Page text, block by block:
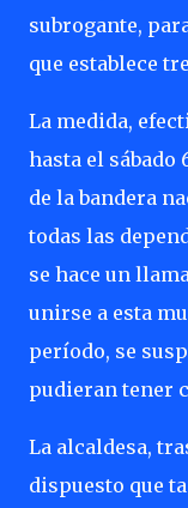
subrogante,
que establece
La medida,
hasta el
de la bandera
todas las
se hace un
unirse a esta
período, se
pudieran tener
La alcaldesa,
dispuesto que